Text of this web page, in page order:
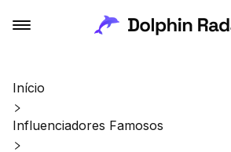
Início
Influenciadores Famosos